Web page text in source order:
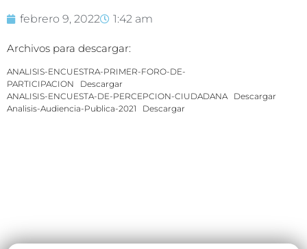
febrero 9, 2022 1:42 am
Archivos para descargar:
ANALISIS-ENCUESTRA-PRIMER-FORO-DE-
PARTICIPACION
Descargar
ANALISIS-ENCUESTA-DE-PERCEPCION-CIUDADANA
Descargar
Analisis-Audiencia-Publica-2021
Descargar